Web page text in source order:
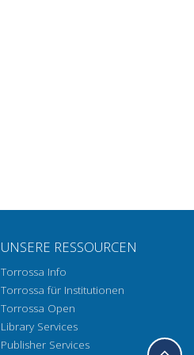
UNSERE RESSOURCEN
Torrossa Info
Torrossa für Institutionen
Torrossa Open
Library Services
Publisher Services